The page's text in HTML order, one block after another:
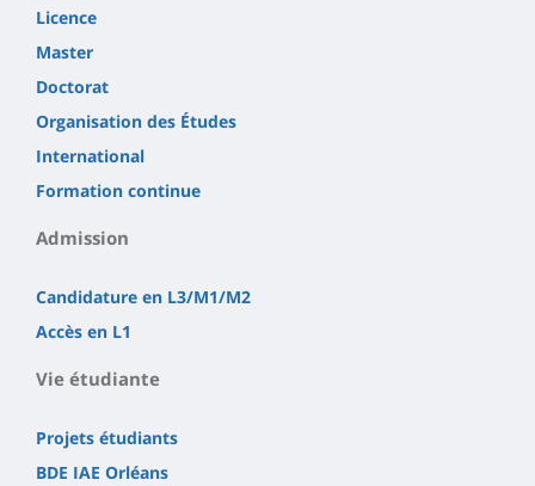
Licence
Master
Doctorat
Organisation des Études
International
Formation continue
Admission
Candidature en L3/M1/M2
Accès en L1
Vie étudiante
Projets étudiants
BDE IAE Orléans